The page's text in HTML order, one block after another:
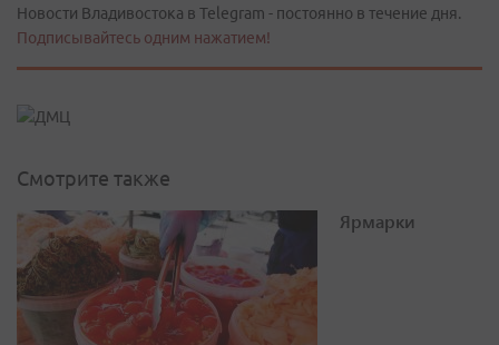
Новости Владивостока в Telegram - постоянно в течение дня.
Подписывайтесь одним нажатием!
Смотрите также
Ярмарки